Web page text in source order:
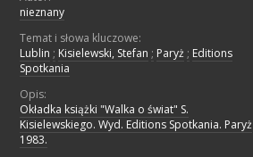
nieznany
Temat i słowa kluczowe:
Lublin ; Kisielewski, Stefan ; Paryż ; Editions
Spotkania
Opis:
Okładka książki "Walka o świat" S.
Kisielewskiego. Wyd. Editions Spotkania. Paryż
1983.